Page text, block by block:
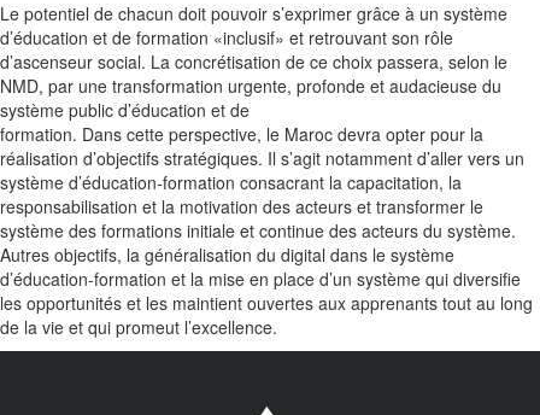
Le potentiel de chacun doit pouvoir s’exprimer grâce à un système
d’éducation et de formation «inclusif» et retrouvant son rôle
d’ascenseur social. La concrétisation de ce choix passera, selon le
NMD, par une transformation urgente, profonde et audacieuse du
système public d’éducation et de
formation. Dans cette perspective, le Maroc devra opter pour la
réalisation d’objectifs stratégiques. Il s’agit notamment d’aller vers un
système d’éducation-formation consacrant la capacitation, la
responsabilisation et la motivation des acteurs et transformer le
système des formations initiale et continue des acteurs du système.
Autres objectifs, la généralisation du digital dans le système
d’éducation-formation et la mise en place d’un système qui diversifie
les opportunités et les maintient ouvertes aux apprenants tout au long
de la vie et qui promeut l’excellence.